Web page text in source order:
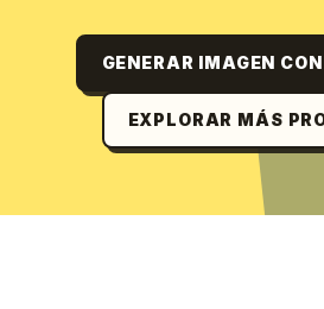
GENERAR IMAGEN
EXPLORAR MÁS